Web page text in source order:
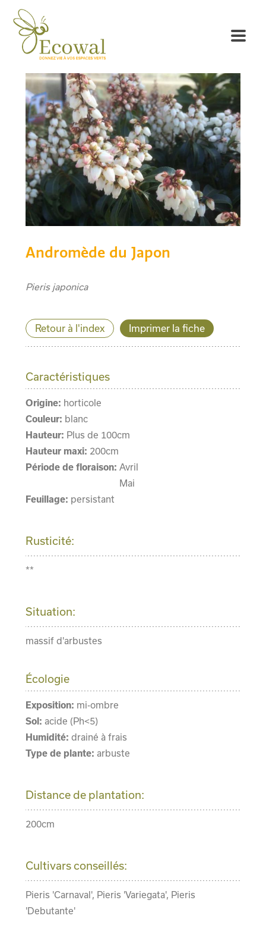
Andromède du Japon
Pieris japonica
Retour à l'index Imprimer la fiche
Caractéristiques
Origine: horticole
Couleur: blanc
Hauteur: Plus de 100cm
Hauteur maxi: 200cm
Période de floraison: Avril
Mai
Feuillage: persistant
Rusticité:
**
Situation:
massif d'arbustes
Écologie
Exposition: mi-ombre
Sol: acide (Ph<5)
Humidité: drainé à frais
Type de plante: arbuste
Distance de plantation:
200cm
Cultivars conseillés:
Pieris 'Carnaval', Pieris 'Variegata', Pieris
'Debutante'